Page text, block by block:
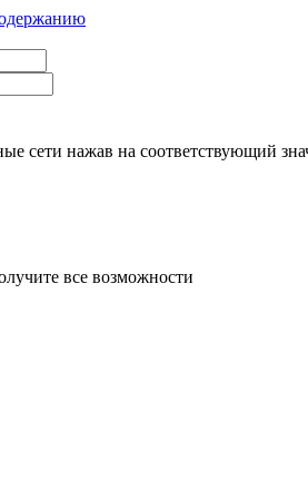
сети нажав на соответствующий
все возможности